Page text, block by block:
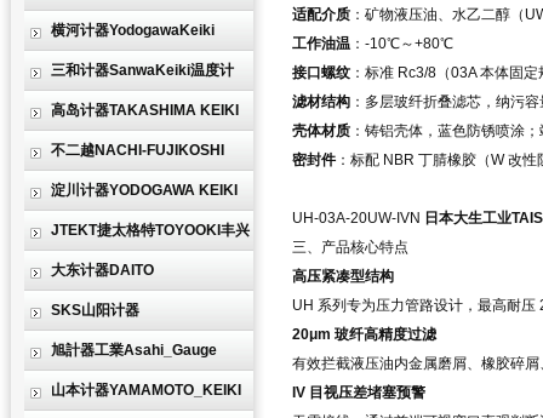
横河计器YodogawaKeiki
三和计器SanwaKeiki温度计
高岛计器TAKASHIMA KEIKI
不二越NACHI-FUJIKOSHI
淀川计器YODOGAWA KEIKI
JTEKT捷太格特TOYOOKI丰兴
大东计器DAITO
SKS山阳计器
旭計器工業Asahi_Gauge
山本计器YAMAMOTO_KEIKI
适配介质 ：矿物液压油、水乙二醇（
工作油温 ：-10℃～+80℃
接口螺纹 ：标准 Rc3/8（03A 本体固定
滤材结构 ：多层玻纤折叠滤芯，纳污
壳体材质 ：铸铝壳体，蓝色防锈喷涂
密封件 ：标配 NBR 丁腈橡胶（W 改性
UH-03A-20UW-IVN 日本大生工业
三、产品核心特点
高压紧凑型结构
UH 系列专为压力管路设计，最高耐
20μm 玻纤高精度过滤
有效拦截液压油内金属磨屑、橡胶碎
IV 目视压差堵塞预警